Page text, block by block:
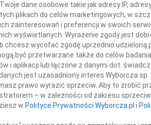
2014 roku, przeżywszy 93 lata,
kochana Mama, Babcia i Prababcia
dane osobowe takie jak adresy IP,
plikach do celów marketingowych, w
zainteresowań i preferencji w swoich
wyświetlanych. Wyrażenie zgody jest
chcesz wycofać zgodę uprzednio udzieloną
być przetwarzane także do celów
i aplikacji lub łączone z danymi dot.
jest uzasadniony interes Wyborcza sp.
prawo wyrazić sprzeciw. Aby to zrobić
– w zależności od zakresu
w Polityce Prywatności Wyborcza.pl i